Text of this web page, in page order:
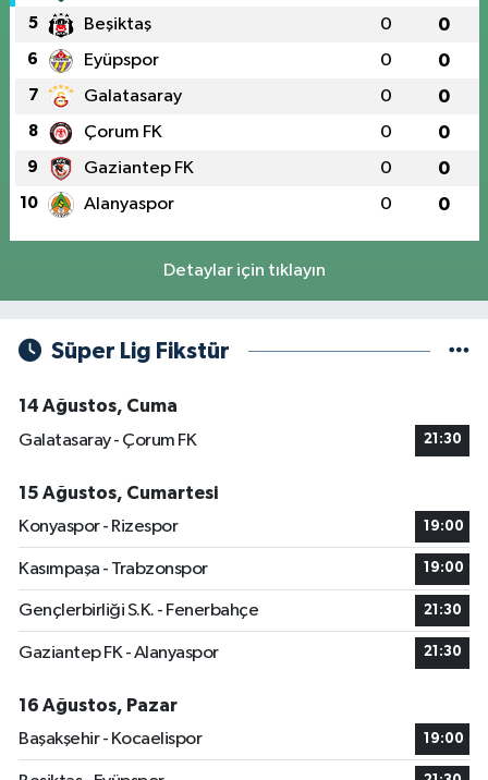
5 Beşiktaş 0 0
6 Eyüpspor 0 0
7 Galatasaray 0 0
8 Çorum FK 0 0
9 Gaziantep FK 0 0
10 Alanyaspor 0 0
Detaylar için tıklayın
Süper Lig Fikstür
14 Ağustos, Cuma
Galatasaray - Çorum FK
21:30
15 Ağustos, Cumartesi
Konyaspor - Rizespor
19:00
Kasımpaşa - Trabzonspor 19:00
Gençlerbirliği S.K. - Fenerbahçe 21:30
Gaziantep FK - Alanyaspor 21:30
16 Ağustos, Pazar
Başakşehir - Kocaelispor
19:00